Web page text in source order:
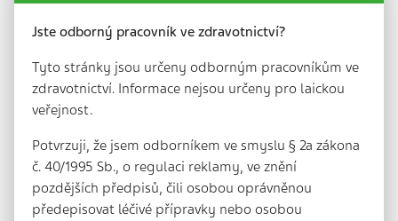
Jste odborný pracovník ve zdravotnictví?
Tyto stránky jsou určeny odborným pracovníkům ve
zdravotnictví. Informace nejsou určeny pro laickou
veřejnost.
Potvrzuji, že jsem odborníkem ve smyslu § 2a zákona
č. 40/1995 Sb., o regulaci reklamy, ve znění
pozdějších předpisů, čili osobou oprávněnou
předepisovat léčivé přípravky nebo osobou